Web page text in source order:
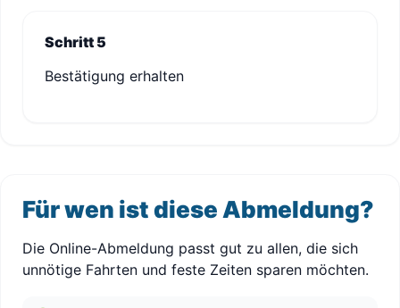
Schritt 5
Bestätigung erhalten
Für wen ist diese Abmeldung?
Die Online-Abmeldung passt gut zu allen, die sich
unnötige Fahrten und feste Zeiten sparen möchten.